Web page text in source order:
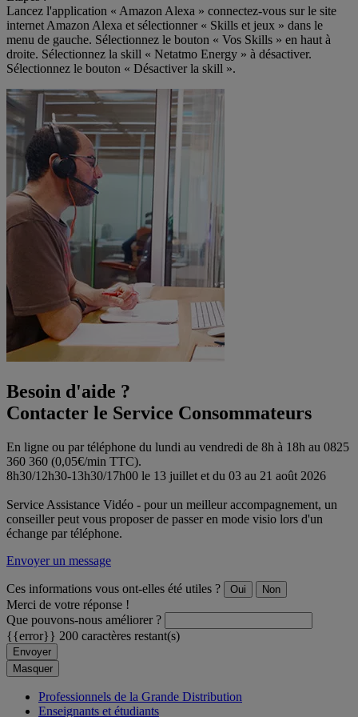
Lancez l'application « Amazon Alexa » connectez-vous sur le site
internet Amazon Alexa et sélectionner « Skills et jeux » dans le
menu de gauche. Sélectionnez le bouton « Vos Skills » en haut à
droite. Sélectionnez la skill « Netatmo Energy » à désactiver.
Sélectionnez le bouton « Désactiver la skill ».
Besoin d'aide ?
Contacter le Service Consommateurs
En ligne ou par téléphone du lundi au vendredi de 8h à 18h au 0825
360 360 (0,05€/min TTC).
8h30/12h30-13h30/17h00 le 13 juillet et du 03 au 21 août 2026
Service Assistance Vidéo - pour un meilleur accompagnement, un
conseiller peut vous proposer de passer en mode visio lors d'un
échange par téléphone.
Envoyer un message
Ces informations vous ont-elles été utiles ? Oui Non
Merci de votre réponse !
Que pouvons-nous améliorer ?
{{error}} 200 caractères restant(s)
Envoyer
Masquer
Professionnels de la Grande Distribution
Enseignants et étudiants